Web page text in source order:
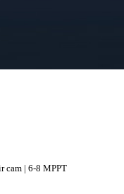
cam | 6-8 MPPT